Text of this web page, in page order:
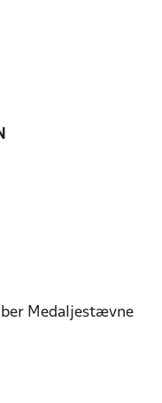
Medaljestævne